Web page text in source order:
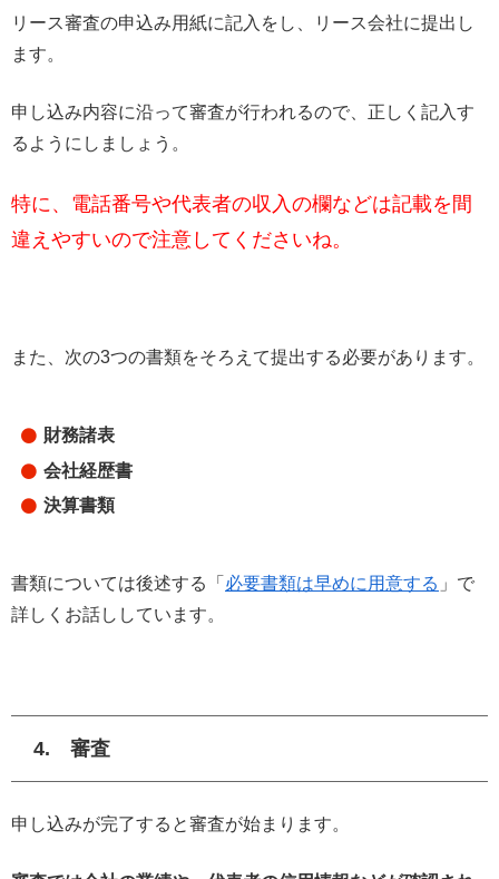
リース審査の申込み用紙に記入をし、リース会社に提出し
ます。
申し込み内容に沿って審査が行われるので、正しく記入す
るようにしましょう。
特に、電話番号や代表者の収入の欄などは記載を間
違えやすいので注意してくださいね。
また、次の3つの書類をそろえて提出する必要があります。
財務諸表
会社経歴書
決算書類
書類については後述する「 必要書類は早めに用意する 」で
詳しくお話ししています。
4. 審査
申し込みが完了すると審査が始まります。